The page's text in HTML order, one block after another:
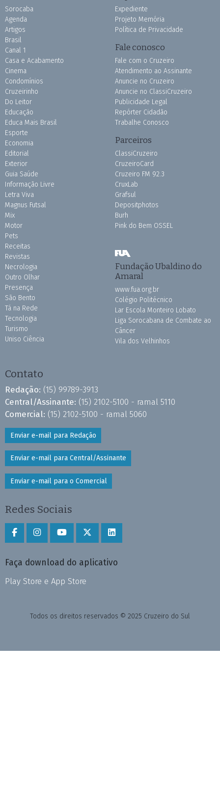
Sorocaba
Agenda
Artigos
Brasil
Canal 1
Casa e Acabamento
Cinema
Condomínios
Cruzeirinho
Do Leitor
Educação
Educa Mais Brasil
Esporte
Economia
Editorial
Exterior
Guia Saúde
Informação Livre
Letra Viva
Magnus Futsal
Mix
Motor
Pets
Receitas
Revistas
Necrologia
Outro Olhar
Presença
São Bento
Tá na Rede
Tecnologia
Turismo
Uniso Ciência
Expediente
Projeto Memória
Política de Privacidade
Fale conosco
Fale com o Cruzeiro
Atendimento ao Assinante
Anuncie no Cruzeiro
Anuncie no ClassiCruzeiro
Publicidade Legal
Repórter Cidadão
Trabalhe Conosco
Parceiros
ClassiCruzeiro
CruzeiroCard
Cruzeiro FM 92.3
CruxLab
Grafsul
Depositphotos
Burh
Pink do Bem OSSEL
Fundação Ubaldino do
Amaral
www.fua.org.br
Colégio Politécnico
Lar Escola Monteiro Lobato
Liga Sorocabana de Combate ao
Câncer
Vila dos Velhinhos
Contato
Redação: (15) 99789-3913
Central/Assinante: (15) 2102-5100 - ramal 5110
Comercial: (15) 2102-5100 - ramal 5060
Enviar e-mail para Redação
Enviar e-mail para Central/Assinante
Enviar e-mail para o Comercial
Redes Sociais
Faça download do aplicativo
Play Store e App Store
Todos os direitos reservados © 2025 Cruzeiro do Sul